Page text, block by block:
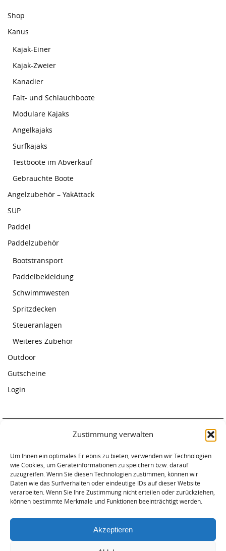
Zustimmung verwalten
Um Ihnen ein optimales Erlebnis zu bieten, verwenden wir Technologien
wie Cookies, um Geräteinformationen zu speichern bzw. darauf
zuzugreifen. Wenn Sie diesen Technologien zustimmen, können wir
Daten wie das Surfverhalten oder eindeutige IDs auf dieser Website
verarbeiten. Wenn Sie Ihre Zustimmung nicht erteilen oder zurückziehen,
können bestimmte Merkmale und Funktionen beeinträchtigt werden.
Akzeptieren
Shop
Kanus
Kajak-Einer
Kajak-Zweier
Kanadier
Falt- und Schlauchboote
Modulare Kajaks
Angelkajaks
Surfkajaks
Testboote im Abverkauf
Gebrauchte Boote
Angelzubehör – YakAttack
SUP
Paddel
Paddelzubehör
Bootstransport
Paddelbekleidung
Schwimmwesten
Spritzdecken
Steueranlagen
Weiteres Zubehör
Outdoor
Gutscheine
Login
Am Warnowufer 59
18057 Rostock
Tel. 0381-2034620